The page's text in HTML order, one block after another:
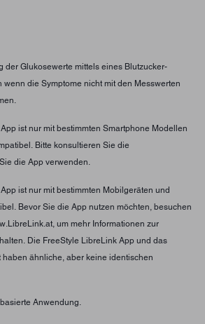
der Glukosewerte mittels eines Blutzucker-
wenn die Symptome nicht mit den Messwerten
ist nur mit bestimmten Smartphone Modellen
Bitte konsultieren Sie die
die App verwenden.
ist nur mit bestimmten Mobilgeräten und
Bevor Sie die App nutzen möchten, besuchen
um mehr Informationen zur
Die FreeStyle LibreLink App und das
haben ähnliche, aber keine identischen
Anwendung.